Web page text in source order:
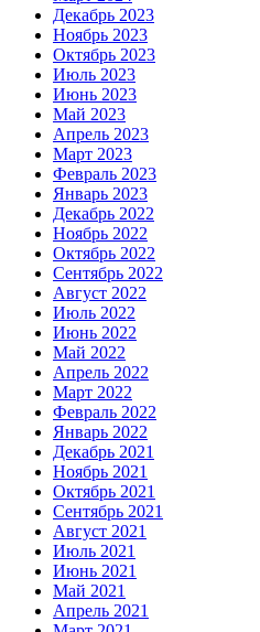
Декабрь 2023
Ноябрь 2023
Октябрь 2023
Июль 2023
Июнь 2023
Май 2023
Апрель 2023
Март 2023
Февраль 2023
Январь 2023
Декабрь 2022
Ноябрь 2022
Октябрь 2022
Сентябрь 2022
Август 2022
Июль 2022
Июнь 2022
Май 2022
Апрель 2022
Март 2022
Февраль 2022
Январь 2022
Декабрь 2021
Ноябрь 2021
Октябрь 2021
Сентябрь 2021
Август 2021
Июль 2021
Июнь 2021
Май 2021
Апрель 2021